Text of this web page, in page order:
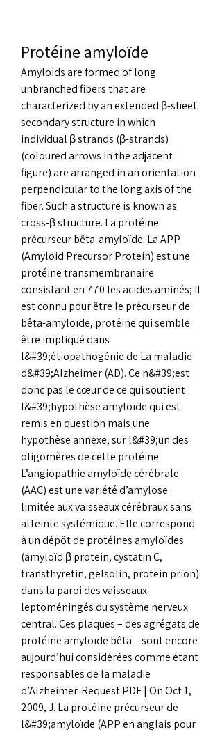
Protéine amyloïde
Amyloids are formed of long
unbranched fibers that are
characterized by an extended β-sheet
secondary structure in which
individual β strands (β-strands)
(coloured arrows in the adjacent
figure) are arranged in an orientation
perpendicular to the long axis of the
fiber. Such a structure is known as
cross-β structure. La protéine
précurseur bêta-amyloïde. La APP
(Amyloid Precursor Protein) est une
protéine transmembranaire
consistant en 770 les acides aminés; Il
est connu pour être le précurseur de
bêta-amyloïde, protéine qui semble
être impliqué dans
l&#39;étiopathogénie de La maladie
d&#39;Alzheimer (AD). Ce n&#39;est
donc pas le cœur de ce qui soutient
l&#39;hypothèse amyloïde qui est
remis en question mais une
hypothèse annexe, sur l&#39;un des
oligomères de cette protéine.
L’angiopathie amyloïde cérébrale
(AAC) est une variété d’amylose
limitée aux vaisseaux cérébraux sans
atteinte systémique. Elle correspond
à un dépôt de protéines amyloïdes
(amyloïd β protein, cystatin C,
transthyretin, gelsolin, protein prion)
dans la paroi des vaisseaux
leptoméningés du système nerveux
central. Ces plaques – des agrégats de
protéine amyloïde bêta – sont encore
aujourd’hui considérées comme étant
responsables de la maladie
d’Alzheimer. Request PDF | On Oct 1,
2009, J. La protéine précurseur de
l&#39;amyloïde (APP en anglais pour